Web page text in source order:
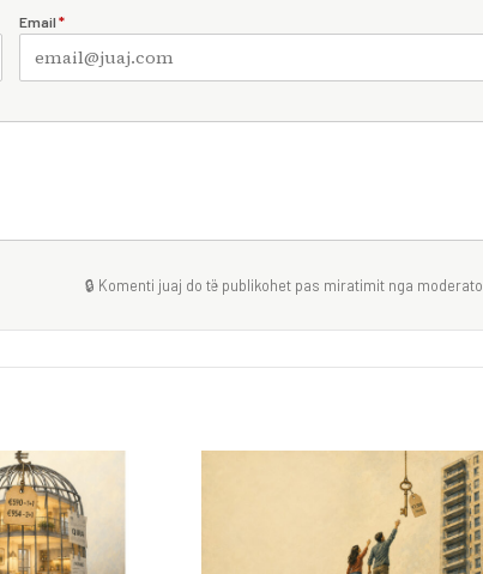
Email *
🔒 Komenti juaj do të publikohet pas miratimit nga